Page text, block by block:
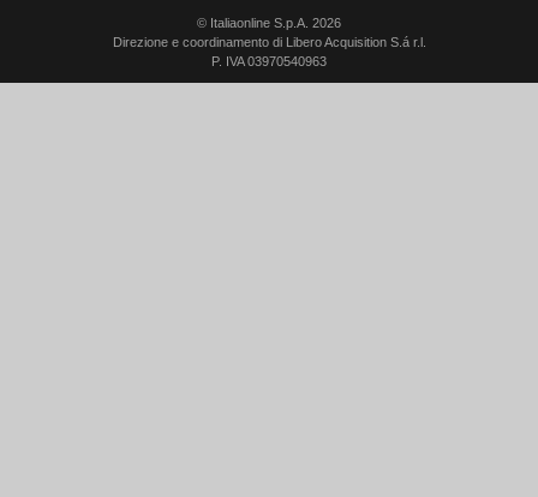
© Italiaonline S.p.A. 2026
Direzione e coordinamento di Libero Acquisition S.á r.l.
P. IVA 03970540963